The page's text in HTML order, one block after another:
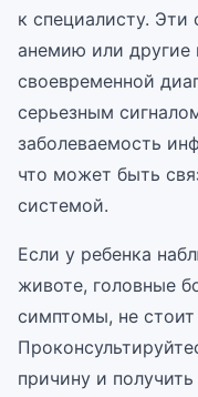
к специалисту.
анемию или другие
своевременной
серьезным
заболеваемость
что может быть
системой.
Если у ребенка
животе, головные
симптомы, не стоит
причину и